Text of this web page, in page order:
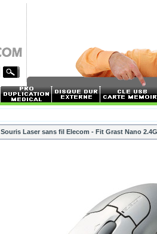
Souris Laser sans fil Elecom - Fit Grast Nano